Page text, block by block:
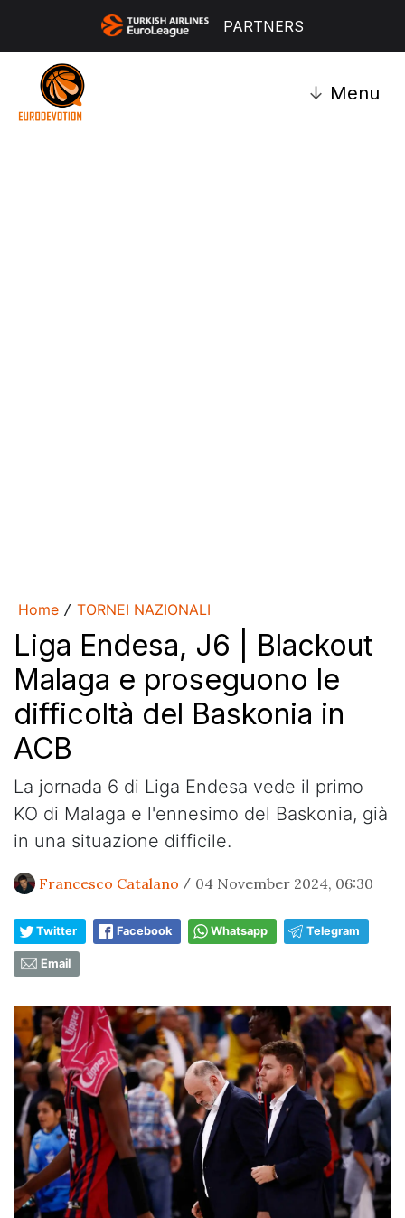
PARTNERS
↓ Menu
Home / TORNEI NAZIONALI
Liga Endesa, J6 | Blackout
Malaga e proseguono le
difficoltà del Baskonia in
ACB
La jornada 6 di Liga Endesa vede il primo
KO di Malaga e l'ennesimo del Baskonia, già
in una situazione difficile.
Francesco Catalano / 04 November 2024, 06:30
Twitter Facebook Whatsapp Telegram
Email